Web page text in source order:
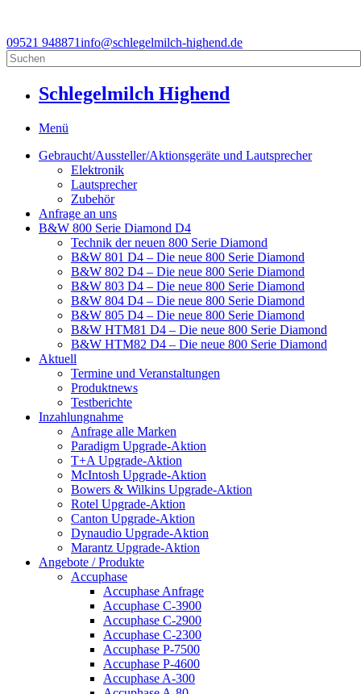
09521 948871info@schlegelmilch-highend.de
Schlegelmilch Highend
Menü
Gebraucht/Aussteller/Aktionsgeräte und Lautsprecher
Elektronik
Lautsprecher
Zubehör
Anfrage an uns
B&W 800 Serie Diamond D4
Technik der neuen 800 Serie Diamond
B&W 801 D4 – Die neue 800 Serie Diamond
B&W 802 D4 – Die neue 800 Serie Diamond
B&W 803 D4 – Die neue 800 Serie Diamond
B&W 804 D4 – Die neue 800 Serie Diamond
B&W 805 D4 – Die neue 800 Serie Diamond
B&W HTM81 D4 – Die neue 800 Serie Diamond
B&W HTM82 D4 – Die neue 800 Serie Diamond
Aktuell
Termine und Veranstaltungen
Produktnews
Testberichte
Inzahlungnahme
Anfrage alle Marken
Paradigm Upgrade-Aktion
T+A Upgrade-Aktion
McIntosh Upgrade-Aktion
Bowers & Wilkins Upgrade-Aktion
Rotel Upgrade-Aktion
Canton Upgrade-Aktion
Dynaudio Upgrade-Aktion
Marantz Upgrade-Aktion
Angebote / Produkte
Accuphase
Accuphase Anfrage
Accuphase C-3900
Accuphase C-2900
Accuphase C-2300
Accuphase P-7500
Accuphase P-4600
Accuphase A-300